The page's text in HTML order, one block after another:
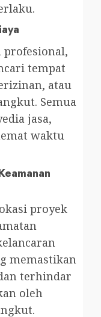
profesional,
tempat
atau
Semua
jasa,
waktu
proyek
memastikan
terhindar
oleh